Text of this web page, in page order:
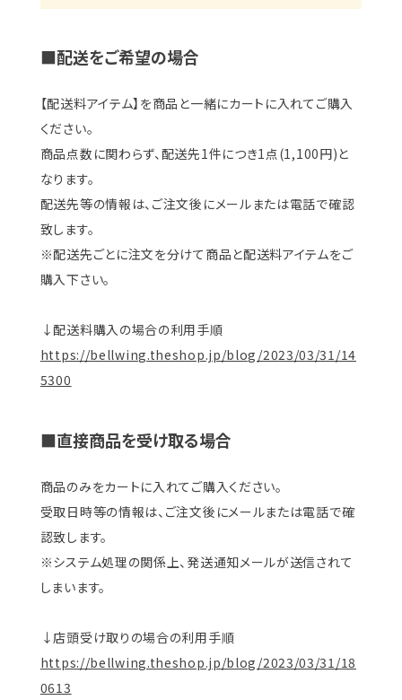
■配送をご希望の場合
【配送料アイテム】を商品と一緒にカートに入れてご購入
ください。
商品点数に関わらず、配送先1件につき1点(1,100円)と
なります。
配送先等の情報は、ご注文後にメールまたは電話で確認
致します。
※配送先ごとに注文を分けて商品と配送料アイテムをご
購入下さい。
↓配送料購入の場合の利用手順
https://bellwing.theshop.jp/blog/2023/03/31/14
5300
■直接商品を受け取る場合
商品のみをカートに入れてご購入ください。
受取日時等の情報は、ご注文後にメールまたは電話で確
認致します。
※システム処理の関係上、発送通知メールが送信されて
しまいます。
↓店頭受け取りの場合の利用手順
https://bellwing.theshop.jp/blog/2023/03/31/18
0613